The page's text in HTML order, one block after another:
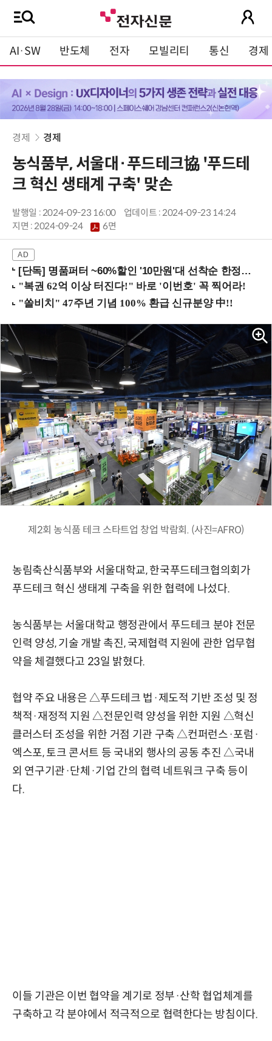
AI·SW 반도체 전자 모빌리티 통신 경제
경제 경제
농식품부, 서울대·푸드테크協 '푸드테
크 혁신 생태계 구축' 맞손
발행일 : 2024-09-23 16:00
업데이트 : 2024-09-23 14:24
지면 :2024-09-24 6면
[단독] 명품퍼터 ~60%할인 '10만원'대 선착순 한정판매!
제2회 농식품 테크 스타트업 창업 박람회. (사진=AFRO)
농림축산식품부와 서울대학교, 한국푸드테크협의회가
푸드테크 혁신 생태계 구축을 위한 협력에 나섰다.
농식품부는 서울대학교 행정관에서 푸드테크 분야 전문
인력 양성, 기술 개발 촉진, 국제협력 지원에 관한 업무협
약을 체결했다고 23일 밝혔다.
협약 주요 내용은 △푸드테크 법·제도적 기반 조성 및 정
책적·재정적 지원 △전문인력 양성을 위한 지원 △혁신
클러스터 조성을 위한 거점 기관 구축 △컨퍼런스·포럼·
엑스포, 토크 콘서트 등 국내외 행사의 공동 추진 △국내
외 연구기관·단체·기업 간의 협력 네트워크 구축 등이
다.
이들 기관은 이번 협약을 계기로 정부·산학 협업체계를
구축하고 각 분야에서 적극적으로 협력한다는 방침이다.